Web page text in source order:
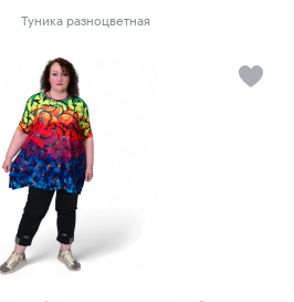
Туника разноцветная